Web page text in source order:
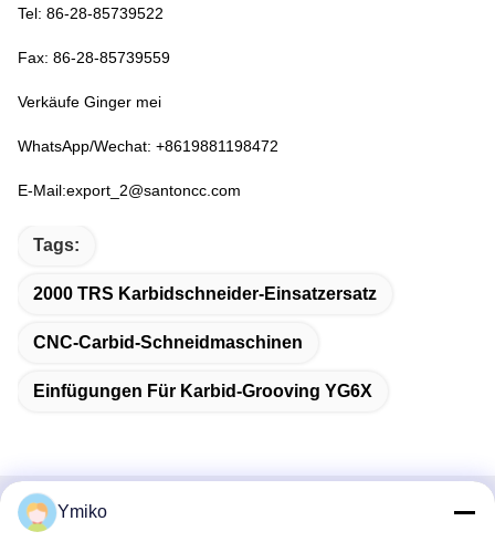
Tel: 86-28-85739522
Fax: 86-28-85739559
Verkäufe Ginger mei
WhatsApp/Wechat: +8619881198472
E-Mail:export_2@santoncc.com
Tags:
2000 TRS Karbidschneider-Einsatzersatz
CNC-Carbid-Schneidmaschinen
Einfügungen Für Karbid-Grooving YG6X
Schnelle Kontaktaufnahme
Ymiko